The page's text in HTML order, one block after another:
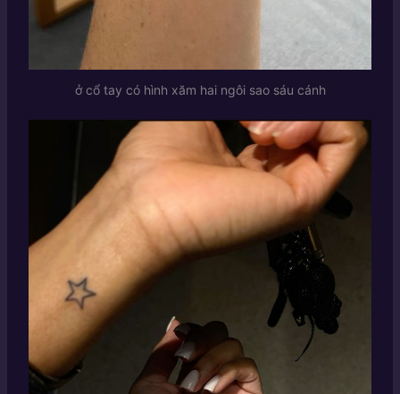
ở cổ tay có hình xăm hai ngôi sao sáu cánh